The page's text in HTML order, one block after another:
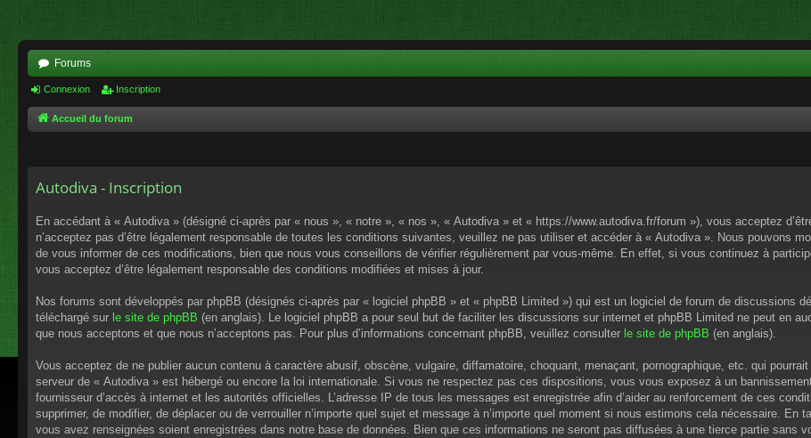
Forums
Connexion Inscription
Accueil du forum
Autodiva - Inscription
En accédant à « Autodiva » (désigné ci-après par « nous », « notre », « nos », « Autodiva » et « https://www.autodiva.fr/forum »), vous acceptez
n’acceptez pas d’être légalement responsable de toutes les conditions suivantes, veuillez ne pas utiliser et accéder à « Autodiva ». Nous pouvons
de vous informer de ces modifications, bien que nous vous conseillons de vérifier régulièrement par vous-même. En effet, si vous continuez à
vous acceptez d’être légalement responsable des conditions modifiées et mises à jour.
Nos forums sont développés par phpBB (désignés ci-après par « logiciel phpBB » et « phpBB Limited ») qui est un logiciel de forum de discussions
téléchargé sur le site de phpBB (en anglais). Le logiciel phpBB a pour seul but de faciliter les discussions sur internet et phpBB Limited ne peut en
que nous acceptons et que nous n’acceptons pas. Pour plus d’informations concernant phpBB, veuillez consulter le site de phpBB (en anglais).
Vous acceptez de ne publier aucun contenu à caractère abusif, obscène, vulgaire, diffamatoire, choquant, menaçant, pornographique, etc. qui
serveur de « Autodiva » est hébergé ou encore la loi internationale. Si vous ne respectez pas ces dispositions, vous vous exposez à un
fournisseur d’accès à internet et les autorités officielles. L’adresse IP de tous les messages est enregistrée afin d’aider au renforcement de ces
supprimer, de modifier, de déplacer ou de verrouiller n’importe quel sujet et message à n’importe quel moment si nous estimons cela nécessaire. En
vous avez renseignées soient enregistrées dans notre base de données. Bien que ces informations ne seront pas diffusées à une tierce partie sans